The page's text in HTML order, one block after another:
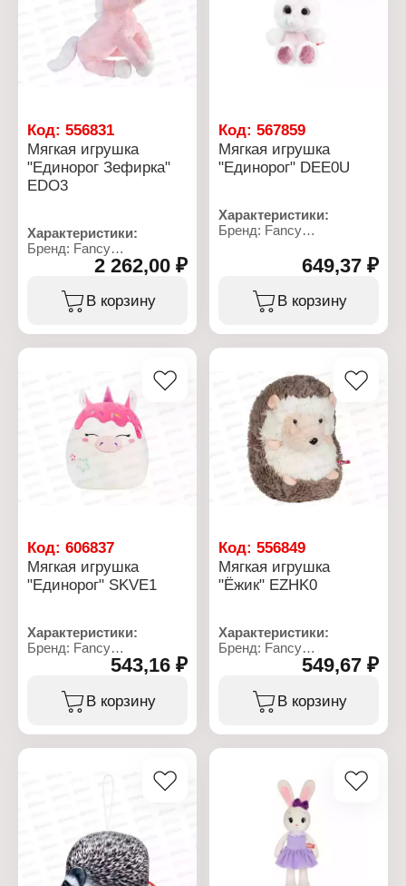
Код: 556831
Мягкая игрушка
"Единорог Зефирка"
EDO3
Характеристики:
Бренд: Fancy
Артикул: EDO3
Тип товара: Мягкая
игрушка
Модель: "Единорог
полотно, полиэфирное
2 262,00 ₽
В корзину
Код:567859
Мягкая игрушка
"Единорог" DEE0U
Характеристики:
Бренд: Fancy
Тип товара: Мягкая
Модель: "Единорог"
Размер: 11х20 см
полотно, полиэфирное
649,37 ₽
В корзину
Код: 606837
Мягкая игрушка
"Единорог" SKVE1
Характеристики:
Бренд: Fancy
Артикул: SKVE1
Тип товара: Мягкая
игрушка
Вариация: подушка
Рекомендуемый возраст:
543,16 ₽
В корзину
Код:556849
Мягкая игрушка
"Ёжик" EZHK0
Характеристики:
Бренд: Fancy
Артикул: EZHK0
Тип товара: Мягкая
игрушка
Модель: "Ежик"
549,67 ₽
В корзину